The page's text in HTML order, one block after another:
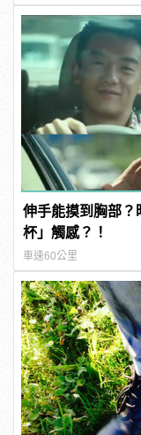
伸手能摸到胸部
杯」觸感？！
車速60公里